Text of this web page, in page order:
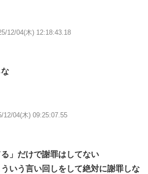
12/04(木) 12:18:43.18
12/04(木) 09:25:07.55
る」だけで謝罪はしてない
いう言い回しをして絶対に謝罪しな